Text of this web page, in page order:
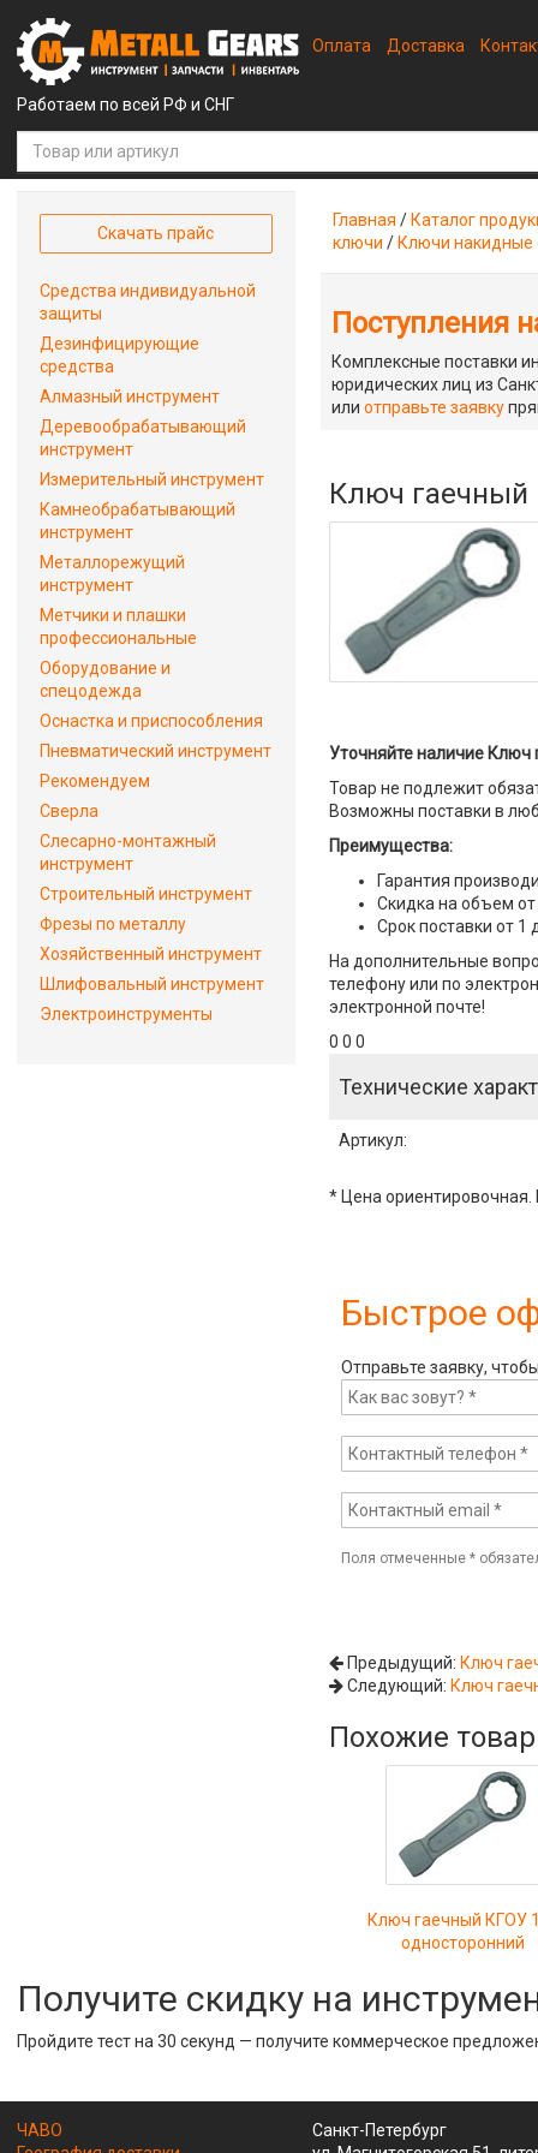
Работаем по всей РФ и СНГ
Оплата Доставка
Главная / Каталог
ключи / Ключи накидные
Поступления
Комплексные поставки
юридических лиц из
илиотправьте заявку
Ключ гаечный
Уточняйте наличие Ключ
Товар не подлежит
Возможны поставки в
Преимущества:
Гарантия
Скидка на объем от
Срок поставки от 1
На дополнительные
телефону или по
электронной почте!
0 0 0
Технические
Артикул:
* Цена ориентировочная.
Быстрое
Отправьте заявку,
Поля отмеченные*
Предыдущий: Ключ
Следующий: Ключ
Похожие
Ключ гаечный КГОУ
односторонний
Скачать прайс
Средства индивидуальной
защиты
Дезинфицирующие
средства
Алмазный инструмент
Деревообрабатывающий
инструмент
Измерительный инструмент
Камнеобрабатывающий
инструмент
Металлорежущий
инструмент
Метчики и плашки
профессиональные
Оборудование и
спецодежда
Оснастка и приспособления
Пневматический инструмент
Рекомендуем
Сверла
Слесарно-монтажный
инструмент
Строительный инструмент
Фрезы по металлу
Хозяйственный инструмент
Шлифовальный инструмент
Электроинструменты
Получите скидку на
Пройдите тест на 30 секунд — получите коммерческое
ЧАВО
Санкт-Петербург